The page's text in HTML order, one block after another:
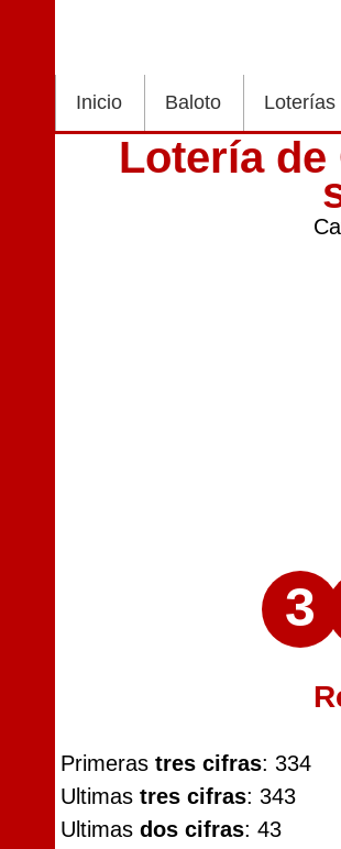
Inicio Baloto Loterías
Lotería de
3
Primeras tres cifras: 334
Ultimas tres cifras: 343
Ultimas dos cifras: 43